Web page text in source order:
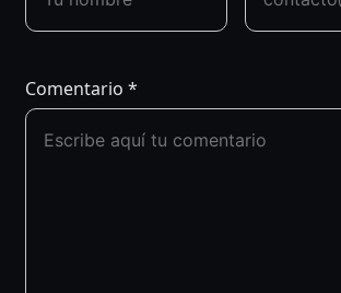
Comentario *